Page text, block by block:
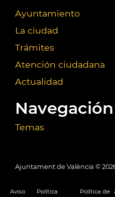
Ayuntamiento
La ciudad
Trámites
Atención ciudadana
Actualidad
Temas
Ajuntament de València ©
Aviso Política Política de